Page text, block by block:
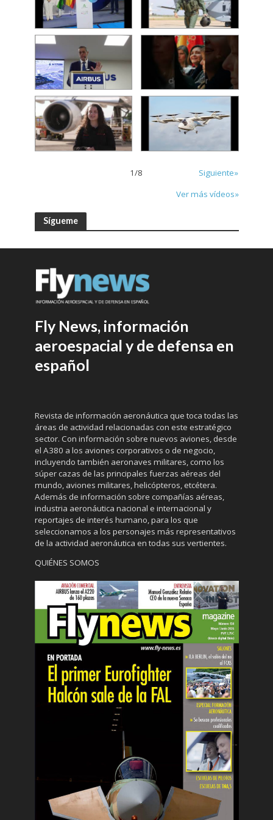
1/8
Siguiente»
Ver más vídeos»
Sígueme
Fly News, información
aeroespacial y de defensa en
español
Revista de información aeronáutica que toca todas las
áreas de actividad relacionadas con este estratégico
sector. Con información sobre nuevos aviones, desde
el A380 a los aviones corporativos o de negocio,
incluyendo también aeronaves militares, como los
súper cazas de las principales fuerzas aéreas del
mundo, aviones militares, helicópteros, etcétera.
Además de información sobre compañías aéreas,
industria aeronáutica nacional e internacional y
reportajes de interés humano, para los que
seleccionamos a los personajes más representativos
de la actividad aeronáutica en todas sus vertientes.
QUIÉNES SOMOS